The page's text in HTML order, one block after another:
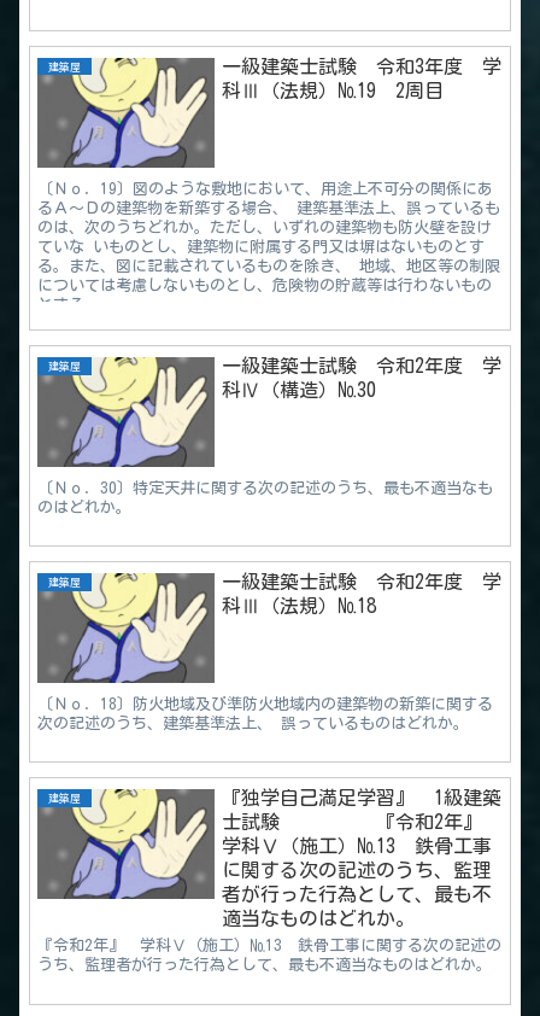
建築屋
一級建築士試験 令和3年度 学
科Ⅲ（法規）№19 2周目
〔Ｎｏ．19〕図のような敷地において、用途上不可分の関係にあ
るＡ～Ｄの建築物を新築する場合、 建築基準法上、誤っているも
のは、次のうちどれか。ただし、いずれの建築物も防火壁を設け
ていな いものとし、建築物に附属する門又は塀はないものとす
る。また、図に記載されているものを除き、 地域、地区等の制限
については考慮しないものとし、危険物の貯蔵等は行わないもの
とする。
建築屋
一級建築士試験 令和2年度 学
科Ⅳ（構造）№30
〔Ｎｏ．30〕特定天井に関する次の記述のうち、最も不適当なも
のはどれか。
建築屋
一級建築士試験 令和2年度 学
科Ⅲ（法規）№18
〔Ｎｏ．18〕防火地域及び準防火地域内の建築物の新築に関する
次の記述のうち、建築基準法上、 誤っているものはどれか。
建築屋
『独学自己満足学習』 1級建築
士試験 『令和2年』
学科Ⅴ（施工）№13 鉄骨工事
に関する次の記述のうち、監理
者が行った行為として、最も不
適当なものはどれか。
『令和2年』 学科Ⅴ（施工）№13 鉄骨工事に関する次の記述の
うち、監理者が行った行為として、最も不適当なものはどれか。